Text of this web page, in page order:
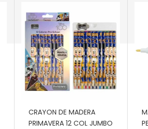
CRAYON DE MADERA
PRIMAVERA 12 COL JUMBO